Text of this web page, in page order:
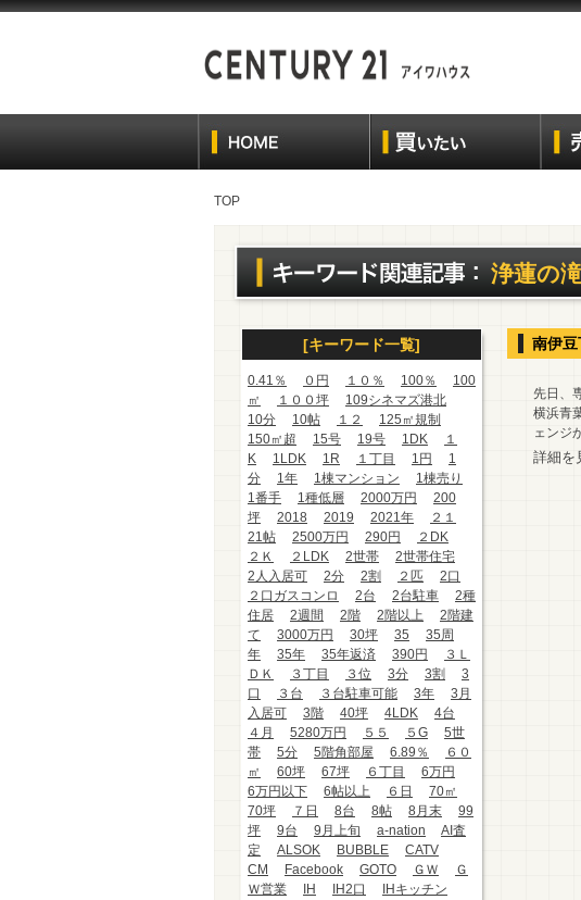
TOP
浄蓮の
[キーワード一覧]
0.41％ ０円 １０％ 100％
100
㎡
１００坪
109シネマズ港北
10分
10帖 １２
125㎡規制
150㎡超
15号 19号 1DK
１
K
1LDK 1R １丁目 1円
1
分
1年 1棟マンション
1棟売り
1番手
1種低層 2000万円
200
坪
2018 2019 2021年
２１
21帖
2500万円 290円
２DK
２Ｋ
２LDK 2世帯
2世帯住宅
2人入居可
2分 2割 ２匹
2口
２口ガスコンロ
2台 2台駐車
2種
住居
2週間 2階 2階以上
2階建
て
3000万円 30坪 35
35周
年
35年 35年返済 390円
３Ｌ
ＤＫ
３丁目 ３位 3分 3割
3
口
３台 ３台駐車可能 3年
3月
入居可
3階 40坪 4LDK
4台
４月
5280万円 ５５ ５G
5世
帯
5分 5階角部屋 6.89％
６０
㎡
60坪 67坪 ６丁目
6万円
6万円以下
6帖以上 ６日
70㎡
70坪
７日 8台 8帖 8月末
99
坪
9台 9月上旬 a-nation
AI査
定
ALSOK BUBBLE
CATV
CM
Facebook GOTO ＧＷ
Ｇ
Ｗ営業
IH IH2口
IHキッチン
南伊豆
先日、
横浜青
ェンジ
詳細を